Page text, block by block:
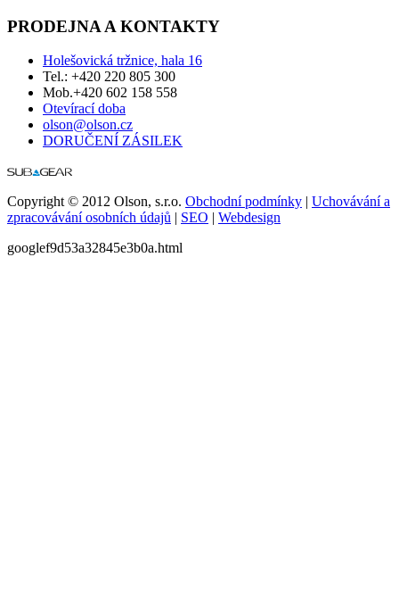
PRODEJNA A KONTAKTY
Holešovická tržnice, hala 16
Tel.: +420 220 805 300
Mob.+420 602 158 558
Otevírací doba
olson@olson.cz
DORUČENÍ ZÁSILEK
Copyright © 2012 Olson, s.r.o. Obchodní podmínky | Uchovávání a
zpracovávání osobních údajů | SEO | Webdesign
googlef9d53a32845e3b0a.html